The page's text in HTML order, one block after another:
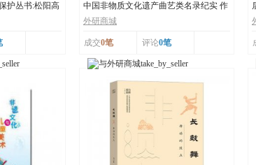
护丛书:松阳高
中国非物质文化遗产曲艺类名录纪实 作
者:姜昆,董耀...
外研商城
成交0笔 评论0笔